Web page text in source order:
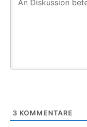
3 KOMMENTARE